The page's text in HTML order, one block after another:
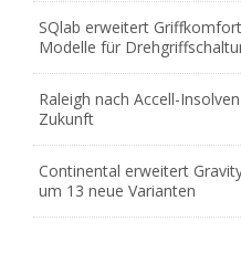
SQlab erweitert
Modelle für
Raleigh nach Accell-
Zukunft
Continental erweitert
um 13 neue Varianten